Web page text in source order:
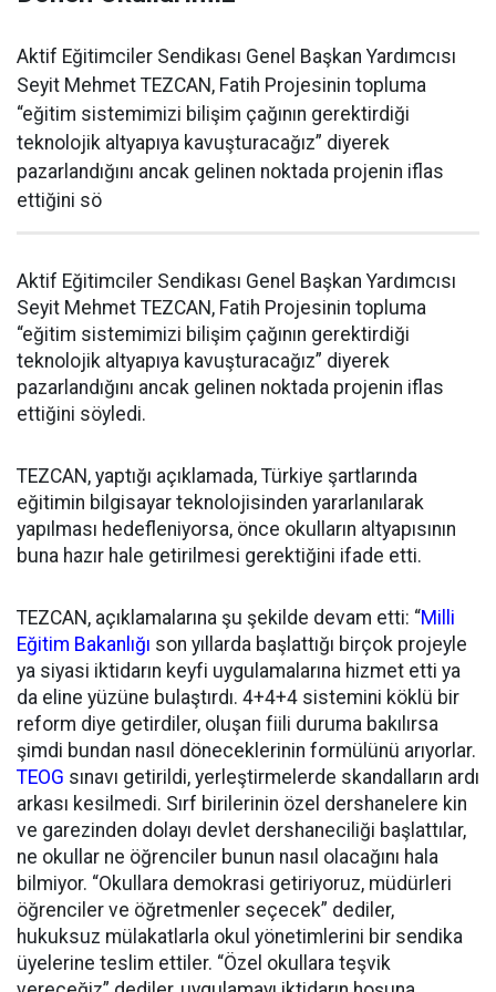
Aktif Eğitimciler Sendikası Genel Başkan Yardımcısı
Seyit Mehmet TEZCAN, Fatih Projesinin topluma
“eğitim sistemimizi bilişim çağının gerektirdiği
teknolojik altyapıya kavuşturacağız” diyerek
pazarlandığını ancak gelinen noktada projenin iflas
ettiğini sö
Aktif Eğitimciler Sendikası Genel Başkan Yardımcısı
Seyit Mehmet TEZCAN, Fatih Projesinin topluma
“eğitim sistemimizi bilişim çağının gerektirdiği
teknolojik altyapıya kavuşturacağız” diyerek
pazarlandığını ancak gelinen noktada projenin iflas
ettiğini söyledi.
TEZCAN, yaptığı açıklamada, Türkiye şartlarında
eğitimin bilgisayar teknolojisinden yararlanılarak
yapılması hedefleniyorsa, önce okulların altyapısının
buna hazır hale getirilmesi gerektiğini ifade etti.
TEZCAN, açıklamalarına şu şekilde devam etti: “Milli
Eğitim Bakanlığı son yıllarda başlattığı birçok projeyle
ya siyasi iktidarın keyfi uygulamalarına hizmet etti ya
da eline yüzüne bulaştırdı. 4+4+4 sistemini köklü bir
reform diye getirdiler, oluşan fiili duruma bakılırsa
şimdi bundan nasıl döneceklerinin formülünü arıyorlar.
TEOG sınavı getirildi, yerleştirmelerde skandalların ardı
arkası kesilmedi. Sırf birilerinin özel dershanelere kin
ve garezinden dolayı devlet dershaneciliği başlattılar,
ne okullar ne öğrenciler bunun nasıl olacağını hala
bilmiyor. “Okullara demokrasi getiriyoruz, müdürleri
öğrenciler ve öğretmenler seçecek” dediler,
hukuksuz mülakatlarla okul yönetimlerini bir sendika
üyelerine teslim ettiler. “Özel okullara teşvik